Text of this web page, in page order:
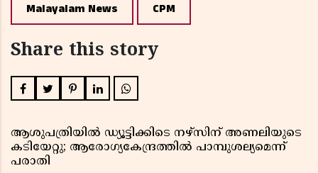
Malayalam News CPM
Share this story
ആശുപത്രിയിൽ ഡ്യൂട്ടിക്കിടെ നഴ്സിന് അണലിയുടെ
കടിയേറ്റു; ആരോഗ്യകേന്ദ്രത്തിൽ പാമ്പുശല്യമെന്ന്
പരാതി